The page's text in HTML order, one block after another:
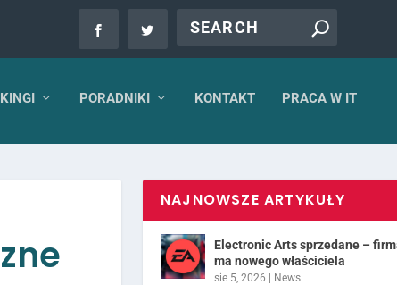
PORADNIKI KONTAKT PRACA W IT
NAJNOWSZE ARTYKUŁY
Electronic Arts sprzedane –
ma nowego właściciela
sie 5, 2026 | News